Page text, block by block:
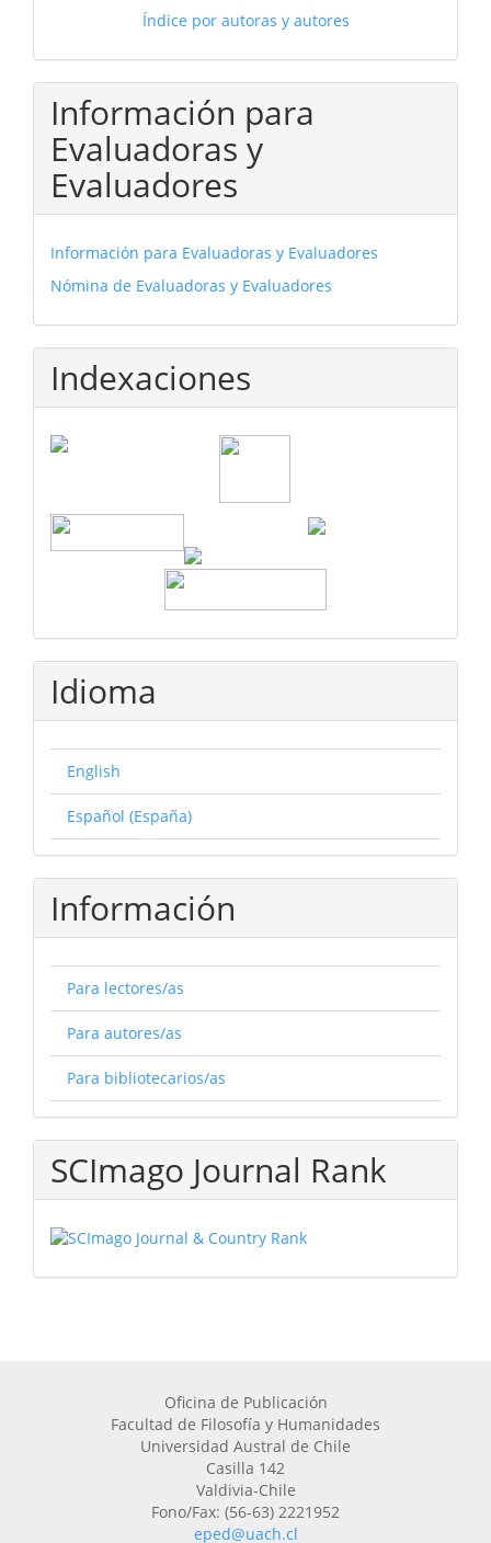
Índice por autoras y autores
Información para
Evaluadoras y
Evaluadores
Información para Evaluadoras y Evaluadores
Nómina de Evaluadoras y Evaluadores
Indexaciones
Idioma
English
Español (España)
Información
Para lectores/as
Para autores/as
Para bibliotecarios/as
SCImago Journal Rank
Oficina de Publicación
Facultad de Filosofía y Humanidades
Universidad Austral de Chile
Casilla 142
Valdivia-Chile
Fono/Fax: (56-63) 2221952
eped@uach.cl